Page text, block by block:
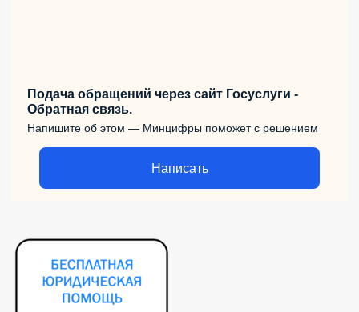
Подача обращений через сайт Госуслуги -
Обратная связь.
Напишите об этом — Минцифры поможет с решением
Написать